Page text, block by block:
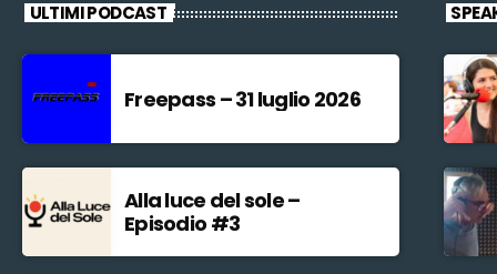
ULTIMI PODCAST
Freepass – 31 luglio 2026
Alla luce del sole –
Episodio #3